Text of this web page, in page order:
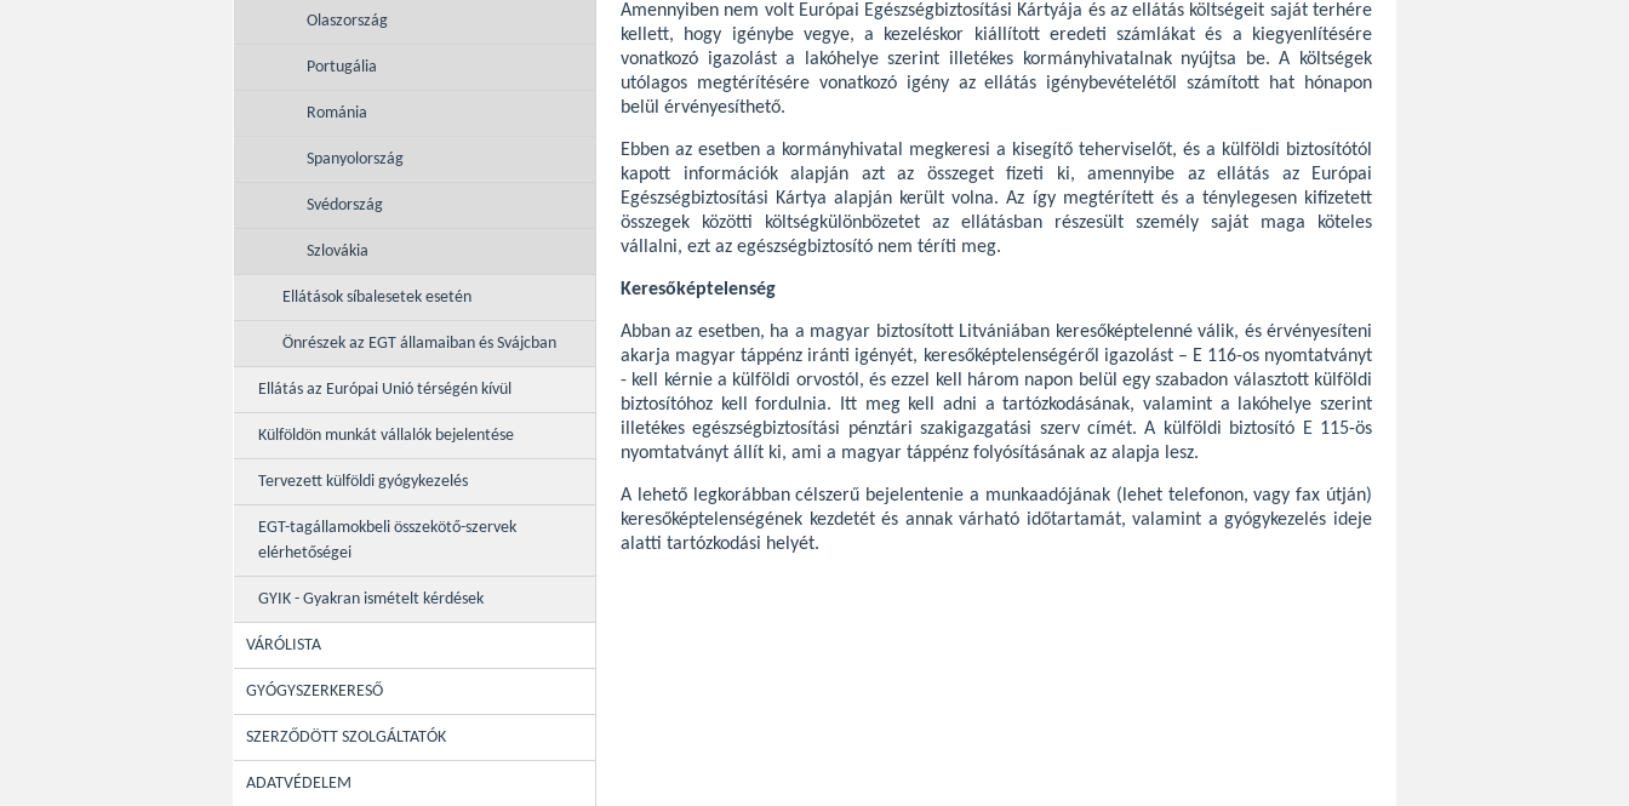
Olaszország
Portugália
Románia
Spanyolország
Svédország
Szlovákia
Ellátások síbalesetek esetén
Önrészek az EGT államaiban és Svájcban
Ellátás az Európai Unió térségén kívül
Külföldön munkát vállalók bejelentése
Tervezett külföldi gyógykezelés
EGT-tagállamokbeli összekötő-szervek
elérhetőségei
GYIK - Gyakran ismételt kérdések
VÁRÓLISTA
GYÓGYSZERKERESŐ
SZERZŐDÖTT SZOLGÁLTATÓK
ADATVÉDELEM
Amennyiben nem volt Európai Egészségbiztosítási Kártyája és az ellátás költségeit saját terhére
kellett, hogy igénybe vegye, a kezeléskor kiállított eredeti számlákat és a kiegyenlítésére
vonatkozó igazolást a lakóhelye szerint illetékes kormányhivatalnak nyújtsa be. A költségek
utólagos megtérítésére vonatkozó igény az ellátás igénybevételétől számított hat hónapon
belül érvényesíthető.
Ebben az esetben a kormányhivatal megkeresi a kisegítő teherviselőt, és a külföldi biztosítótól
kapott információk alapján azt az összeget fizeti ki, amennyibe az ellátás az Európai
Egészségbiztosítási Kártya alapján került volna. Az így megtérített és a ténylegesen kifizetett
összegek közötti költségkülönbözetet az ellátásban részesült személy saját maga köteles
vállalni, ezt az egészségbiztosító nem téríti meg.
Keresőképtelenség
Abban az esetben, ha a magyar biztosított Litvániában keresőképtelenné válik, és érvényesíteni
akarja magyar táppénz iránti igényét, keresőképtelenségéről igazolást – E 116-os nyomtatványt
- kell kérnie a külföldi orvostól, és ezzel kell három napon belül egy szabadon választott külföldi
biztosítóhoz kell fordulnia. Itt meg kell adni a tartózkodásának, valamint a lakóhelye szerint
illetékes egészségbiztosítási pénztári szakigazgatási szerv címét. A külföldi biztosító E 115-ös
nyomtatványt állít ki, ami a magyar táppénz folyósításának az alapja lesz.
A lehető legkorábban célszerű bejelentenie a munkaadójának (lehet telefonon, vagy fax útján)
keresőképtelenségének kezdetét és annak várható időtartamát, valamint a gyógykezelés ideje
alatti tartózkodási helyét.